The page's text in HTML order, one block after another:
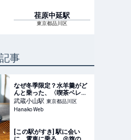
荏原中延駅
東京都品川区
事
なぜ冬季限定？水羊羹がど
んと乗った、〈喫茶ベレ
ー〉の衝撃的かき氷。
武蔵小山駅 東京都品川区
Hanako Web
[この駅がすき] 駅に会い